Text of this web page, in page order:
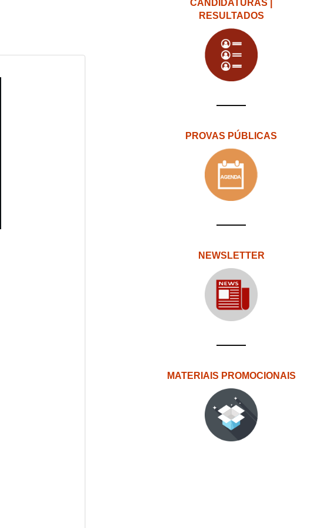
CANDIDATURAS |
RESULTADOS
PROVAS PÚBLICAS
NEWSLETTER
MATERIAIS PROMOCIONAIS